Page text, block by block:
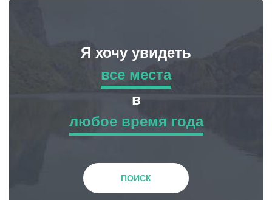
Я хочу увидеть
все места
все места
в
любое время года
любое время года
ПОИСК